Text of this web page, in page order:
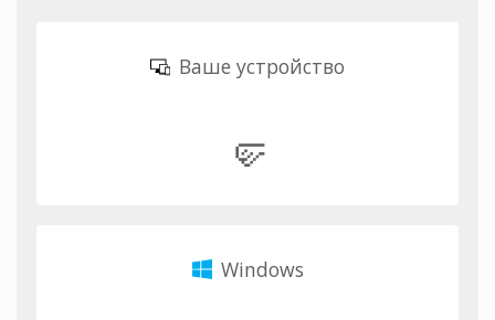
Ваше устройство
🤛
Windows